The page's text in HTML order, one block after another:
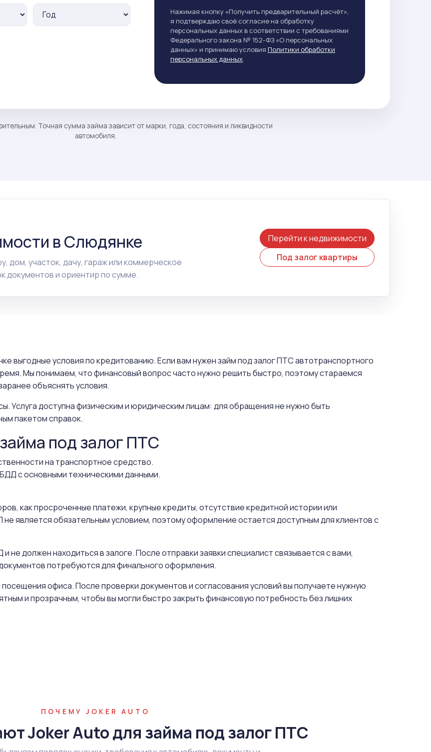
Нажимая кнопку «Получить предварительный расчёт»,
я подтверждаю своё согласие на обработку
персональных данных в соответствии с требованиями
Федерального закона № 152-ФЗ «О персональных
данных» и принимаю условия Политики обработки
персональных данных.
Точная сумма займа зависит от марки, года, состояния и ликвидности
автомобиля.
в Слюдянке
дом, участок, дачу, гараж или коммерческое
и ориентир по сумме.
Перейти к недвижимости
Под залог квартиры
выгодные условия по кредитованию. Если вам нужен займ под залог ПТС автотранспортного
Мы понимаем, что финансовый вопрос часто нужно решить быстро, поэтому стараемся
объяснять условия.
Услуга доступна физическим и юридическим лицам: для обращения не нужно быть
пакетом справок.
под залог ПТС
на транспортное средство.
с основными техническими данными.
как просроченные платежи, крупные кредиты, отсутствие кредитной истории или
является обязательным условием, поэтому оформление остается доступным для клиентов с
должен находиться в залоге. После отправки заявки специалист связывается с вами,
потребуются для финального оформления.
офиса. После проверки документов и согласования условий вы получаете нужную
и прозрачным, чтобы вы могли быстро закрыть финансовую потребность без лишних
ПОЧЕМУ JOKER AUTO
Joker Auto для займа под залог ПТС